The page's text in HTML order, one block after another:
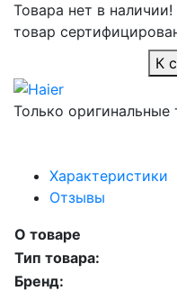
Товара нет в наличии!
товар
К
Только оригинальные
Характеристики
Отзывы
О товаре
Тип товара:
Бренд: